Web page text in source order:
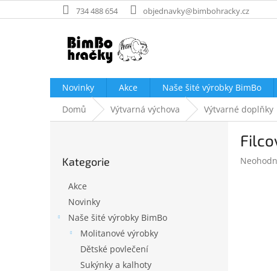
na
734 488 654 objednavky@bimbohracky.cz
Novinky Akce Naše šité výrobky BimBo
Domů
Výtvarná výchova Výtvarné doplňky
kategorie
Kategorie
Akce
Novinky
Naše šité výrobky BimBo
Molitanové výrobky
Dětské povlečení
Sukýnky a kalhoty